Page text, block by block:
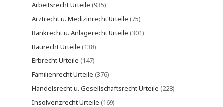
Arbeitsrecht Urteile (935)
Arztrecht u. Medizinrecht Urteile (75)
Bankrecht u. Anlagerecht Urteile (301)
Baurecht Urteile (138)
Erbrecht Urteile (147)
Familienrecht Urteile (376)
Handelsrecht u. Gesellschaftsrecht Urteile (228)
Insolvenzrecht Urteile (169)